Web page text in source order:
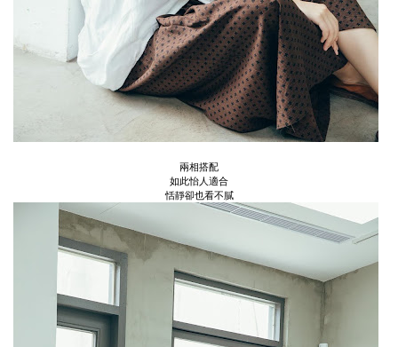
兩相搭配
如此怡人適合
恬靜卻也看不膩